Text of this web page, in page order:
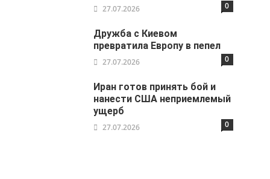
27.07.2026 0
Дружба с Киевом
превратила Европу в пепел
27.07.2026 0
Иран готов принять бой и
нанести США неприемлемый
ущерб
27.07.2026 0